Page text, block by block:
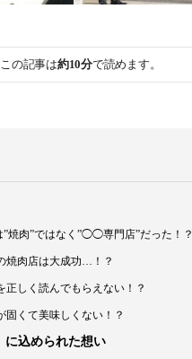
の記事は約10分で読めます。
”焼肉”ではなく”◯◯専門店”だった！？
焼肉店は大成功…！？
しく読んでもらえない！？
くて美味しくない！？
に込められた想い